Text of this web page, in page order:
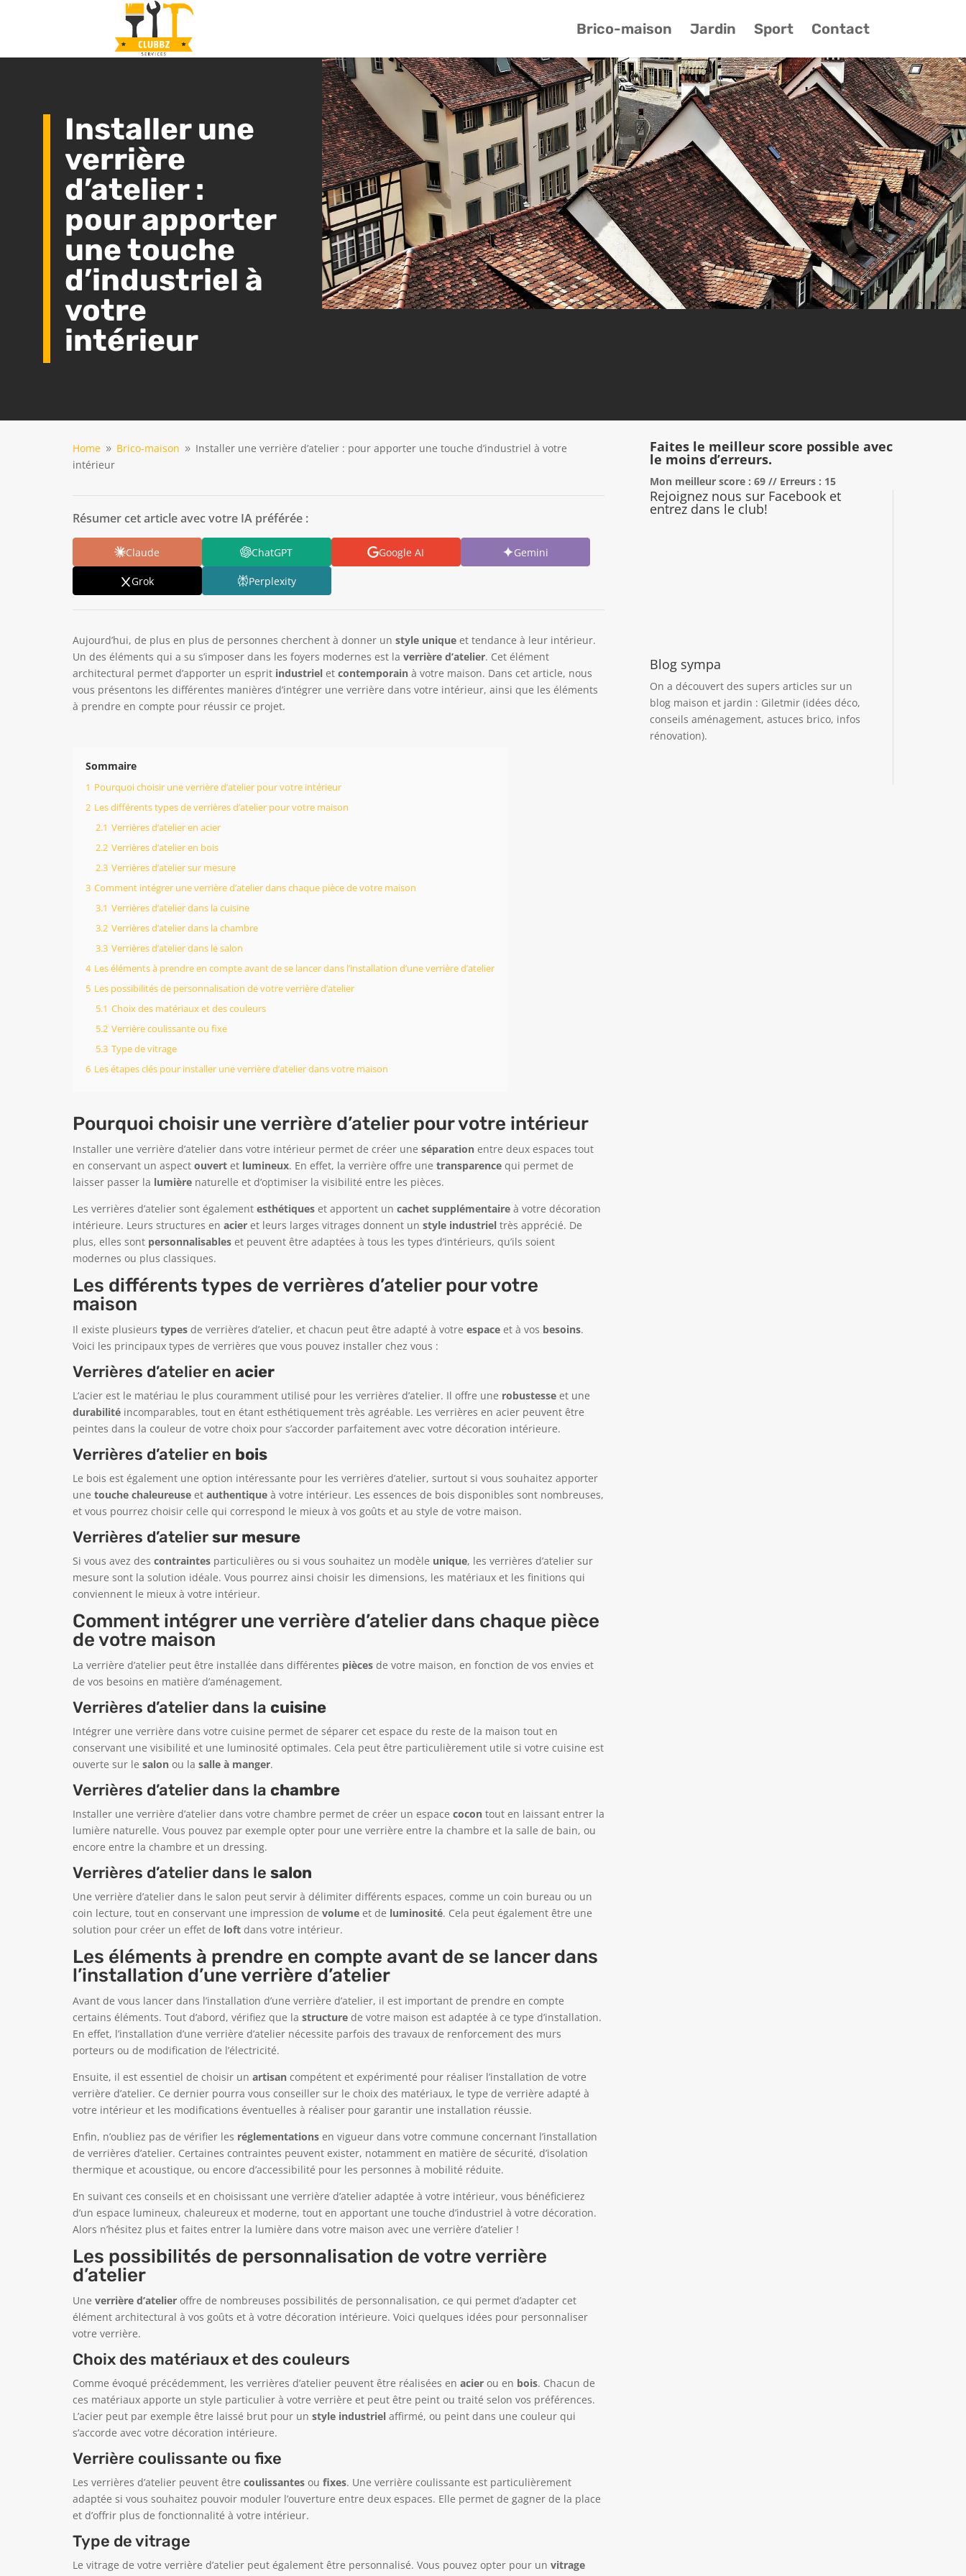
Brico-maison Jardin Sport Contact
Installer une
verrière
d’atelier :
pour apporter
une touche
d’industriel à
votre
intérieur
Home 9 Brico-maison 9 Installer une verrière d’atelier : pour apporter une touche d’industriel à votre
intérieur
Résumer cet article avec votre IA préférée :
Claude ChatGPT Google AI Gemini
Grok Perplexity
Aujourd’hui, de plus en plus de personnes cherchent à donner un style uniqueet tendance à leur intérieur.
Un des éléments qui a su s’imposer dans les foyers modernes est la verrière d’atelier. Cet élément
architectural permet d’apporter un esprit industrielet contemporain à votre maison. Dans cet article, nous
vous présentons les différentes manières d’intégrer une verrière dans votre intérieur, ainsi que les éléments
à prendre en compte pour réussir ce projet.
Sommaire
1 Pourquoi choisir une verrière d’atelier pour votre intérieur
2 Les différents types de verrières d’atelier pour votre maison
2.1 Verrières d’atelier en acier
2.2 Verrières d’atelier en bois
2.3 Verrières d’atelier sur mesure
3 Comment intégrer une verrière d’atelier dans chaque pièce de votre maison
3.1 Verrières d’atelier dans la cuisine
3.2 Verrières d’atelier dans la chambre
3.3 Verrières d’atelier dans le salon
4 Les éléments à prendre en compte avant de se lancer dans l’installation d’une verrière d’atelier
5 Les possibilités de personnalisation de votre verrière d’atelier
5.1 Choix des matériaux et des couleurs
5.2 Verrière coulissante ou fixe
5.3 Type de vitrage
6 Les étapes clés pour installer une verrière d’atelier dans votre maison
Pourquoi choisir une verrière d’atelier pour votre intérieur
Installer une verrière d’atelier dans votre intérieur permet de créer une séparation entre deux espaces tout
en conservant un aspect ouvertet lumineux. En effet, la verrière offre une transparencequi permet de
laisser passer la lumièrenaturelle et d’optimiser la visibilité entre les pièces.
Les verrières d’atelier sont également esthétiqueset apportent un cachet supplémentaireà votre décoration
intérieure. Leurs structures en acieret leurs larges vitrages donnent un style industrieltrès apprécié. De
plus, elles sont personnalisableset peuvent être adaptées à tous les types d’intérieurs, qu’ils soient
modernes ou plus classiques.
Les différents types de verrières d’atelier pour votre
maison
Il existe plusieurs typesde verrières d’atelier, et chacun peut être adapté à votre espaceet à vos besoins.
Voici les principaux types de verrières que vous pouvez installer chez vous :
Verrières d’atelier en acier
L’acier est le matériau le plus couramment utilisé pour les verrières d’atelier. Il offre une robustesseet une
durabilitéincomparables, tout en étant esthétiquement très agréable. Les verrières en acier peuvent être
peintes dans la couleur de votre choix pour s’accorder parfaitement avec votre décoration intérieure.
Verrières d’atelier en bois
Le bois est également une option intéressante pour les verrières d’atelier, surtout si vous souhaitez apporter
une touche chaleureuseet authentiqueà votre intérieur. Les essences de bois disponibles sont nombreuses,
et vous pourrez choisir celle qui correspond le mieux à vos goûts et au style de votre maison.
Verrières d’ateliersur mesure
Si vous avez des contraintesparticulières ou si vous souhaitez un modèle unique, les verrières d’atelier sur
mesure sont la solution idéale. Vous pourrez ainsi choisir les dimensions, les matériaux et les finitions qui
conviennent le mieux à votre intérieur.
Comment intégrer une verrière d’atelier dans chaque pièce
de votre maison
La verrière d’atelier peut être installée dans différentes piècesde votre maison, en fonction de vos envies et
de vos besoins en matière d’aménagement.
Verrières d’atelier dans la cuisine
Intégrer une verrière dans votre cuisine permet de séparer cet espace du reste de la maison tout en
conservant une visibilité et une luminosité optimales. Cela peut être particulièrement utile si votre cuisine est
ouverte sur le salon ou la salle à manger.
Verrières d’atelier dans la chambre
Installer une verrière d’atelier dans votre chambre permet de créer un espace cocon tout en laissant entrer la
lumière naturelle. Vous pouvez par exemple opter pour une verrière entre la chambre et la salle de bain, ou
encore entre la chambre et un dressing.
Verrières d’atelier dans le salon
Une verrière d’atelier dans le salon peut servir à délimiter différents espaces, comme un coin bureau ou un
coin lecture, tout en conservant une impression de volumeet de luminosité. Cela peut également être une
solution pour créer un effet de loftdans votre intérieur.
Les éléments à prendre en compte avant de se lancer dans
l’installation d’une verrière d’atelier
Avant de vous lancer dans l’installation d’une verrière d’atelier, il est important de prendre en compte
certains éléments. Tout d’abord, vérifiez que la structurede votre maison est adaptée à ce type d’installation.
En effet, l’installation d’une verrière d’atelier nécessite parfois des travaux de renforcement des murs
porteurs ou de modification de l’électricité.
Ensuite, il est essentiel de choisir un artisan compétent et expérimenté pour réaliser l’installation de votre
verrière d’atelier. Ce dernier pourra vous conseiller sur le choix des matériaux, le type de verrière adapté à
votre intérieur et les modifications éventuelles à réaliser pour garantir une installation réussie.
Enfin, n’oubliez pas de vérifier les réglementationsen vigueur dans votre commune concernant l’installation
de verrières d’atelier. Certaines contraintes peuvent exister, notamment en matière de sécurité, d’isolation
thermique et acoustique, ou encore d’accessibilité pour les personnes à mobilité réduite.
En suivant ces conseils et en choisissant une verrière d’atelier adaptée à votre intérieur, vous bénéficierez
d’un espace lumineux, chaleureux et moderne, tout en apportant une touche d’industriel à votre décoration.
Alors n’hésitez plus et faites entrer la lumière dans votre maison avec une verrière d’atelier !
Les possibilités de personnalisation de votre verrière
d’atelier
Une verrière d’atelieroffre de nombreuses possibilités de personnalisation, ce qui permet d’adapter cet
élément architectural à vos goûts et à votre décoration intérieure. Voici quelques idées pour personnaliser
votre verrière.
Choix des matériaux et des couleurs
Comme évoqué précédemment, les verrières d’atelier peuvent être réalisées en acierou en bois. Chacun de
ces matériaux apporte un style particulier à votre verrière et peut être peint ou traité selon vos préférences.
L’acier peut par exemple être laissé brut pour un style industrielaffirmé, ou peint dans une couleur qui
s’accorde avec votre décoration intérieure.
Verrière coulissante ou fixe
Les verrières d’atelier peuvent être coulissantesou fixes. Une verrière coulissante est particulièrement
adaptée si vous souhaitez pouvoir moduler l’ouverture entre deux espaces. Elle permet de gagner de la place
et d’offrir plus de fonctionnalité à votre intérieur.
Type de vitrage
Le vitrage de votre verrière d’atelier peut également être personnalisé. Vous pouvez opter pour un vitrage
Faites le meilleur score possible avec
le moins d’erreurs.
Mon meilleur score : 69 // Erreurs : 15
Rejoignez nous sur Facebook et
entrez dans le club!
Blog sympa
On a découvert des supers articles sur un
blog maison et jardin : Giletmir (idées déco,
conseils aménagement, astuces brico, infos
rénovation).